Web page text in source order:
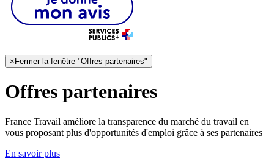
× Fermer la fenêtre "Offres partenaires"
Offres partenaires
France Travail améliore la transparence du marché du travail en
vous proposant plus d'opportunités d'emploi grâce à ses partenaires
En savoir plus